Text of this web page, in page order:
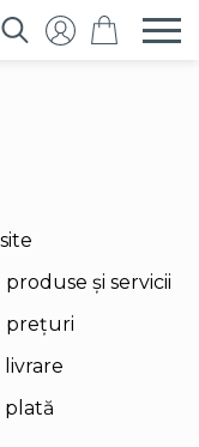
și servicii
prețuri
plată